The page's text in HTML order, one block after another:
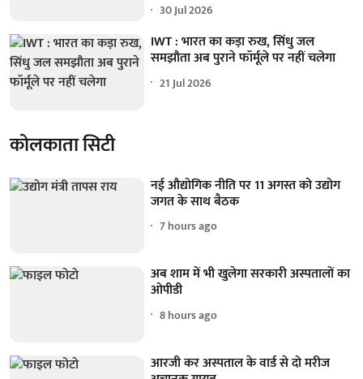
30 Jul 2026
IWT : भारत का कड़ा रुख, सिंधु जल
समझौता अब पुराने फॉर्मूले पर नहीं चलेगा
21 Jul 2026
कोलकाता सिटी
नई औद्योगिक नीति पर 11 अगस्त को उद्योग
जगत के साथ बैठक
7 hours ago
अब शाम में भी खुलेगा सरकारी अस्पतालों का
ओपीडी
8 hours ago
आरजी कर अस्पताल के वार्ड से दो मरीज